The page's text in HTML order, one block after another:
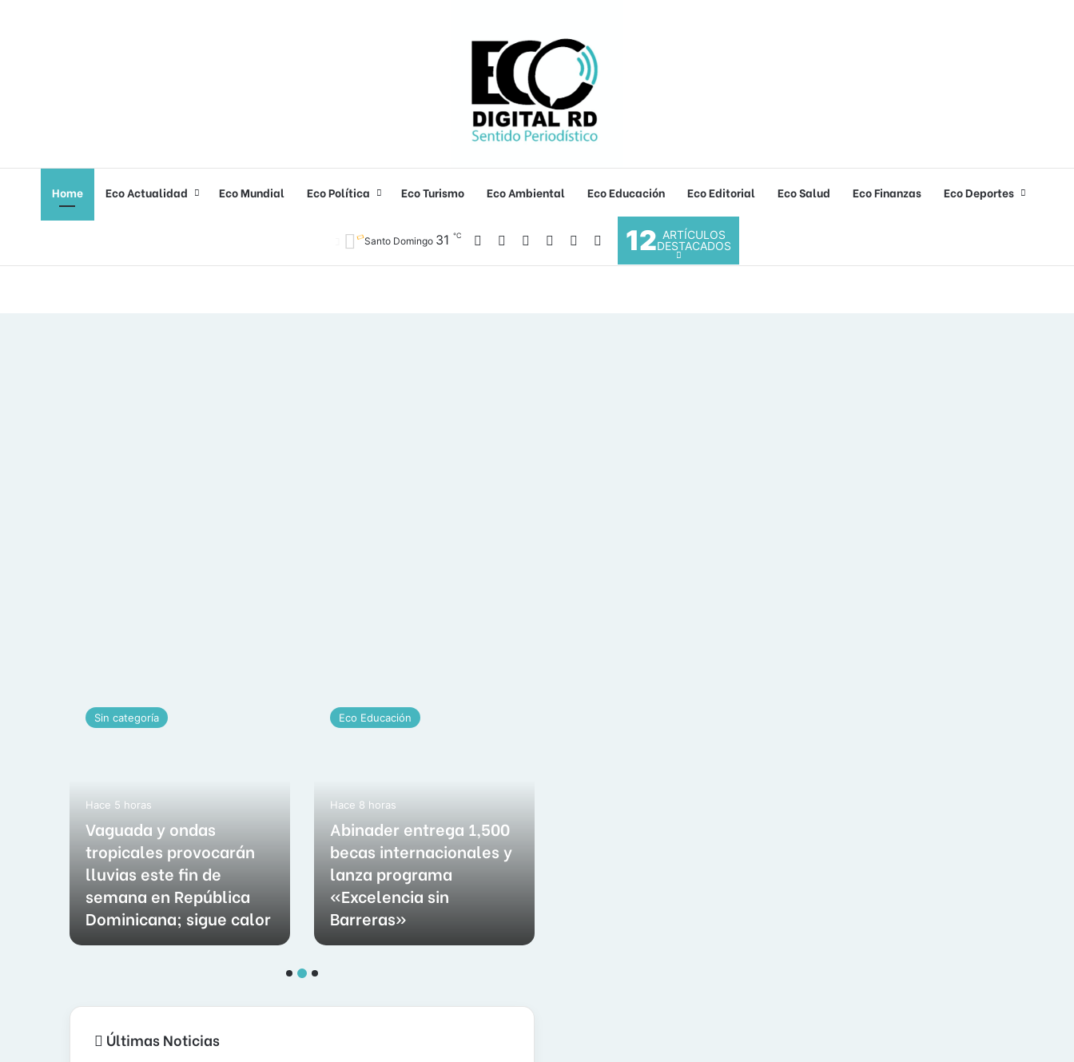
Home Eco Actualidad Eco Mundial Eco Política Eco Turismo Eco Ambiental Eco Educación Eco Editorial Eco Salud Eco Finanzas Eco Deportes
Santo Domingo 31 ℃ Facebook YouTubeInstagram
AccesoBuscar por
12 ARTÍCULOS
DESTACADOS
Sin categoría
Hace 5 horas
Vaguada y ondas
tropicales provocarán
lluvias este fin de
semana en República
Dominicana; sigue calor
Eco Educación
Hace 8 horas
Abinader entrega 1,500
becas internacionales y
lanza programa
«Excelencia sin
Barreras»
Últimas Noticias